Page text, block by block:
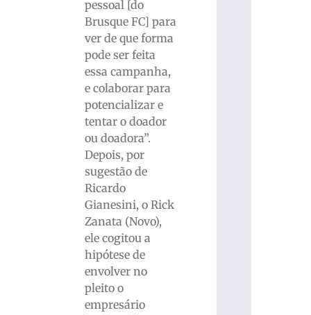
pessoal [do
Brusque FC] para
ver de que forma
pode ser feita
essa campanha,
e colaborar para
potencializar e
tentar o doador
ou doadora”.
Depois, por
sugestão de
Ricardo
Gianesini, o Rick
Zanata (Novo),
ele cogitou a
hipótese de
envolver no
pleito o
empresário